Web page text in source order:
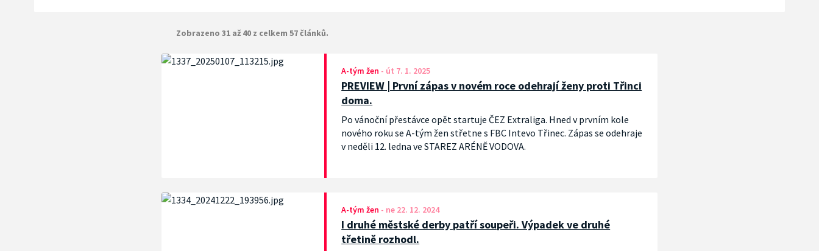
Zobrazeno 31 až 40 z celkem 57 článků.
A-tým žen - út 7. 1. 2025
PREVIEW | První zápas v novém roce odehrají ženy proti Třinci
doma.
Po vánoční přestávce opět startuje ČEZ Extraliga. Hned v prvním kole
nového roku se A-tým žen střetne s FBC Intevo Třinec. Zápas se odehraje
v neděli 12. ledna ve STAREZ ARÉNĚ VODOVA.
A-tým žen - ne 22. 12. 2024
I druhé městské derby patří soupeři. Výpadek ve druhé
třetině rozhodl.